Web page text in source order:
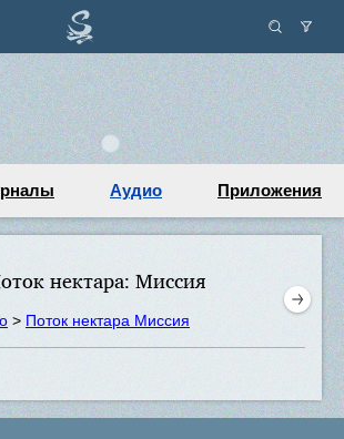
Аудио Приложения
нектара: Миссия
> Поток нектара Миссия